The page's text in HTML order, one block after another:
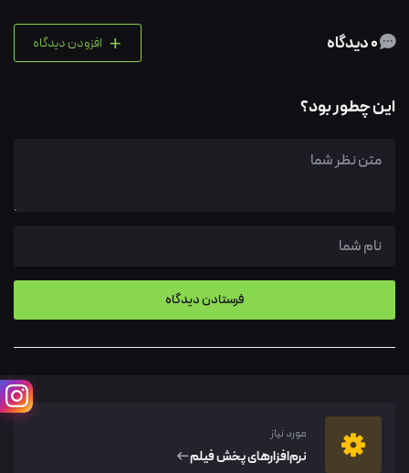
+ افزودن دیدگاه
این چطور بود؟
مورد نیاز
نرم‌افزار‌های پخش فیلم